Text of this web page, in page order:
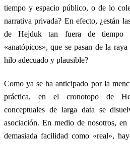
tiempo y espacio público, o de lo
narrativa privada? En efecto, ¿están
de Hejduk tan fuera de tiempo
«anatópicos», que se pasan de la
hilo adecuado y plausible?
Como ya se ha anticipado por la
práctica, en el cronotopo de
conceptuales de larga data se
asociación. En medio de nosotros,
demasiada facilidad como «real»,